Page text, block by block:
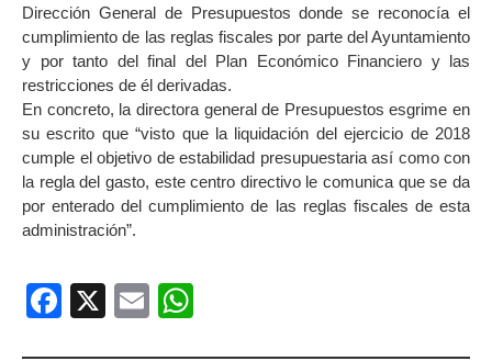
Dirección General de Presupuestos donde se reconocía el
cumplimiento de las reglas fiscales por parte del Ayuntamiento
y por tanto del final del Plan Económico Financiero y las
restricciones de él derivadas.
En concreto, la directora general de Presupuestos esgrime en
su escrito que “visto que la liquidación del ejercicio de 2018
cumple el objetivo de estabilidad presupuestaria así como con
la regla del gasto, este centro directivo le comunica que se da
por enterado del cumplimiento de las reglas fiscales de esta
administración”.
Facebook
X Email